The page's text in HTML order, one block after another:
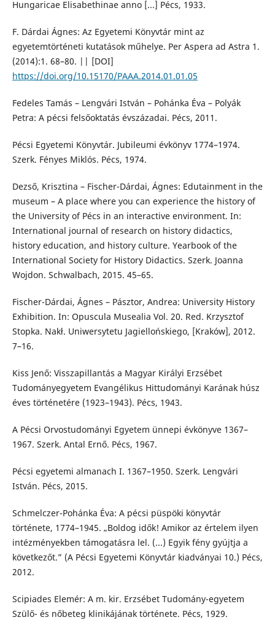
Hungaricae Elisabethinae anno [...] Pécs, 1933.
F. Dárdai Ágnes: Az Egyetemi Könyvtár mint az
egyetemtörténeti kutatások műhelye. Per Aspera ad Astra 1.
(2014):1. 68–80. || [DOI]
https://doi.org/10.15170/PAAA.2014.01.01.05
Fedeles Tamás – Lengvári István – Pohánka Éva – Polyák
Petra: A pécsi felsőoktatás évszázadai. Pécs, 2011.
Pécsi Egyetemi Könyvtár. Jubileumi évkönyv 1774–1974.
Szerk. Fényes Miklós. Pécs, 1974.
Dezső, Krisztina – Fischer-Dárdai, Ágnes: Edutainment in the
museum – A place where you can experience the history of
the University of Pécs in an interactive environment. In:
International journal of research on history didactics,
history education, and history culture. Yearbook of the
International Society for History Didactics. Szerk. Joanna
Wojdon. Schwalbach, 2015. 45–65.
Fischer-Dárdai, Ágnes – Pásztor, Andrea: University History
Exhibition. In: Opuscula Musealia Vol. 20. Red. Krzysztof
Stopka. Nakł. Uniwersytetu Jagiellońskiego, [Kraków], 2012.
7–16.
Kiss Jenő: Visszapillantás a Magyar Királyi Erzsébet
Tudományegyetem Evangélikus Hittudományi Karának húsz
éves történetére (1923–1943). Pécs, 1943.
A Pécsi Orvostudományi Egyetem ünnepi évkönyve 1367–
1967. Szerk. Antal Ernő. Pécs, 1967.
Pécsi egyetemi almanach I. 1367–1950. Szerk. Lengvári
István. Pécs, 2015.
Schmelczer-Pohánka Éva: A pécsi püspöki könyvtár
története, 1774–1945. „Boldog idők! Amikor az értelem ilyen
intézményekben támogatásra lel. (...) Egyik fény gyújtja a
következőt.” (A Pécsi Egyetemi Könyvtár kiadványai 10.) Pécs,
2012.
Scipiades Elemér: A m. kir. Erzsébet Tudomány-egyetem
Szülő- és nőbeteg klinikájának története. Pécs, 1929.